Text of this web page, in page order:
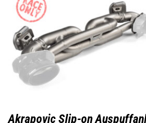
Akrapovic Slip-on